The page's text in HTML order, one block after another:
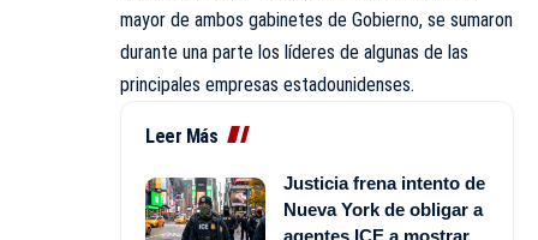
mayor de ambos gabinetes de Gobierno, se sumaron
durante una parte los líderes de algunas de las
principales empresas estadounidenses.
Leer Más
Justicia frena intento de
Nueva York de obligar a
agentes ICE a mostrar